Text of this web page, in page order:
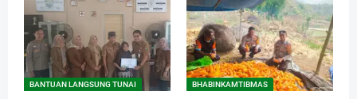
BANTUAN LANGSUNG TUNAI BHABINKAMTIBMAS